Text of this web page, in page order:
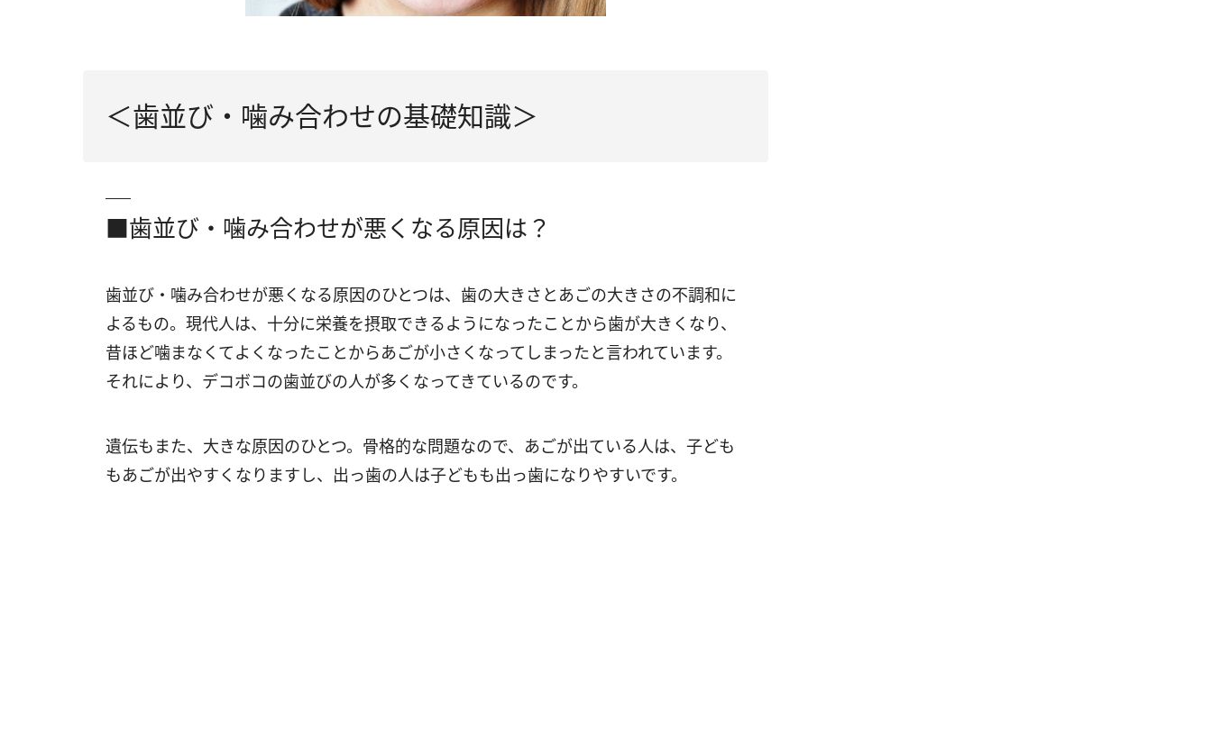
＜歯並び・噛み合わせの基礎知識＞
■歯並び・噛み合わせが悪くなる原因は？
歯並び・噛み合わせが悪くなる原因のひとつは、歯の大きさとあごの大きさの不調和に
よるもの。現代人は、十分に栄養を摂取できるようになったことから歯が大きくなり、
昔ほど噛まなくてよくなったことからあごが小さくなってしまったと言われています。
それにより、デコボコの歯並びの人が多くなってきているのです。
遺伝もまた、大きな原因のひとつ。骨格的な問題なので、あごが出ている人は、子ども
もあごが出やすくなりますし、出っ歯の人は子どもも出っ歯になりやすいです。